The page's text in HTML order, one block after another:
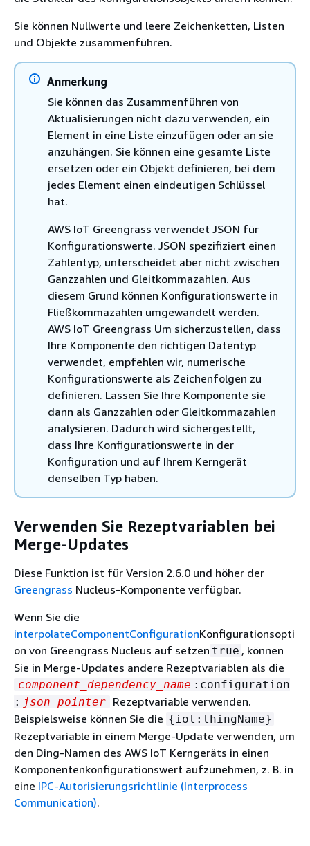
Sie können Nullwerte und leere Zeichenketten, Listen
und Objekte zusammenführen.
Anmerkung
Sie können das Zusammenführen von
Aktualisierungen nicht dazu verwenden, ein
Element in eine Liste einzufügen oder an sie
anzuhängen. Sie können eine gesamte Liste
ersetzen oder ein Objekt definieren, bei dem
jedes Element einen eindeutigen Schlüssel
hat.
AWS IoT Greengrass verwendet JSON für
Konfigurationswerte. JSON spezifiziert einen
Zahlentyp, unterscheidet aber nicht zwischen
Ganzzahlen und Gleitkommazahlen. Aus
diesem Grund können Konfigurationswerte in
Fließkommazahlen umgewandelt werden.
AWS IoT Greengrass Um sicherzustellen, dass
Ihre Komponente den richtigen Datentyp
verwendet, empfehlen wir, numerische
Konfigurationswerte als Zeichenfolgen zu
definieren. Lassen Sie Ihre Komponente sie
dann als Ganzzahlen oder Gleitkommazahlen
analysieren. Dadurch wird sichergestellt,
dass Ihre Konfigurationswerte in der
Konfiguration und auf Ihrem Kerngerät
denselben Typ haben.
Verwenden Sie Rezeptvariablen bei
Merge-Updates
Diese Funktion ist für Version 2.6.0 und höher der
Greengrass Nucleus-Komponente verfügbar.
Wenn Sie die
interpolateComponentConfigurationKonfigurationsopti
on von Greengrass Nucleus auf setzen true , können
Sie in Merge-Updates andere Rezeptvariablen als die
component_dependency_name :configuration
: json_pointer Rezeptvariable verwenden.
Beispielsweise können Sie die {iot:thingName}
Rezeptvariable in einem Merge-Update verwenden, um
den Ding-Namen des AWS IoT Kerngeräts in einen
Komponentenkonfigurationswert aufzunehmen, z. B. in
eine IPC-Autorisierungsrichtlinie (Interprocess
Communication).